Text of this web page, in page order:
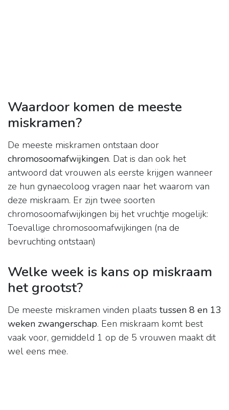
Waardoor komen de meeste
miskramen?
De meeste miskramen ontstaan door
chromosoomafwijkingen. Dat is dan ook het
antwoord dat vrouwen als eerste krijgen wanneer
ze hun gynaecoloog vragen naar het waarom van
deze miskraam. Er zijn twee soorten
chromosoomafwijkingen bij het vruchtje mogelijk:
Toevallige chromosoomafwijkingen (na de
bevruchting ontstaan)
Welke week is kans op miskraam
het grootst?
De meeste miskramen vinden plaats tussen 8 en 13
weken zwangerschap. Een miskraam komt best
vaak voor, gemiddeld 1 op de 5 vrouwen maakt dit
wel eens mee.